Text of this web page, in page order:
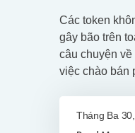
Các token
gây bão trên
câu chuyện
việc chào bán
Tháng Ba